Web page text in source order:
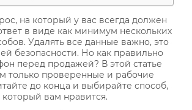
на который у вас всегда должен
в виде как минимум нескольких
Удалять все данные важно, это
безопасности. Но как правильно
перед продажей? В этой статье
только проверенные и рабочие
до конца и выбирайте способ,
который вам нравится.